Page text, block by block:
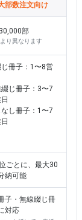
部数注文向け
部
り異なります
冊子：1〜8営
じ冊子：3〜7
し冊子：1〜7
ごとに、最大30
納可能
子・無線綴じ冊
対応